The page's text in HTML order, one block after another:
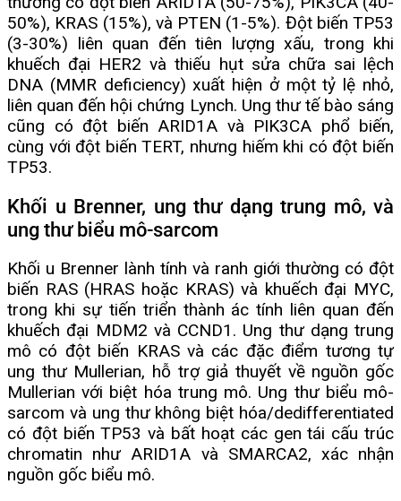
50%), KRAS (15%), và PTEN (1-5%). Đột biến TP53
(3-30%) liên quan đến tiên lượng xấu, trong khi
khuếch đại HER2 và thiếu hụt sửa chữa sai lệch
DNA (MMR deficiency) xuất hiện ở một tỷ lệ nhỏ,
liên quan đến hội chứng Lynch. Ung thư tế bào sáng
cũng có đột biến ARID1A và PIK3CA phổ biến,
cùng với đột biến TERT, nhưng hiếm khi có đột biến
TP53.
Khối u Brenner, ung thư dạng trung mô, và
ung thư biểu mô-sarcom
Khối u Brenner lành tính và ranh giới thường có đột
biến RAS (HRAS hoặc KRAS) và khuếch đại MYC,
trong khi sự tiến triển thành ác tính liên quan đến
khuếch đại MDM2 và CCND1. Ung thư dạng trung
mô có đột biến KRAS và các đặc điểm tương tự
ung thư Mullerian, hỗ trợ giả thuyết về nguồn gốc
Mullerian với biệt hóa trung mô. Ung thư biểu mô-
sarcom và ung thư không biệt hóa/dedifferentiated
có đột biến TP53 và bất hoạt các gen tái cấu trúc
chromatin như ARID1A và SMARCA2, xác nhận
nguồn gốc biểu mô.